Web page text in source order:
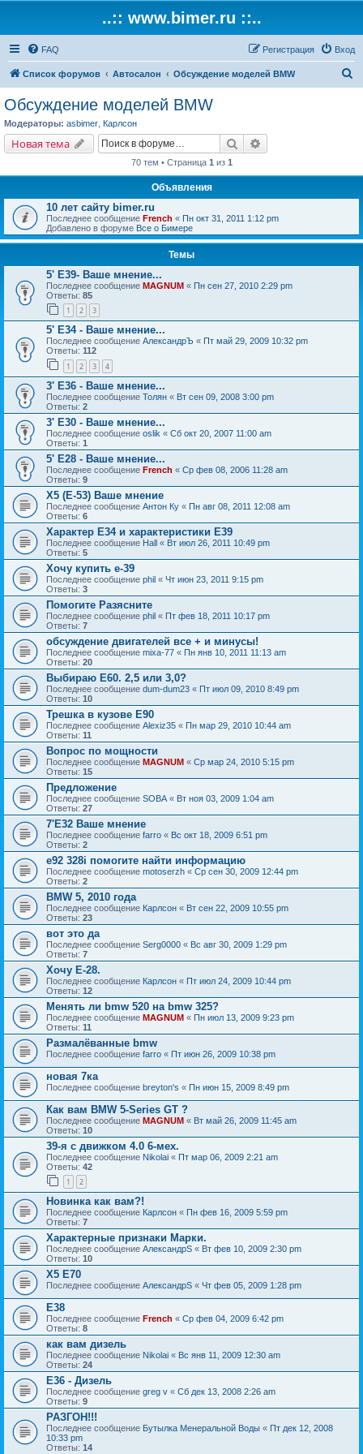
..:: www.bimer.ru ::..
FAQ Вход
Регистрация
Список форумов Автосалон Обсуждение моделей BMW
Обсуждение моделей BMW
Модераторы: asbimer Карлсон
Новая тема Поиск
70 тем • Страница 1 из 1
Объявления
10 лет сайту bimer.ru
Последнее сообщение French « Пн окт 31, 2011 1:12 pm
Добавлено в форуме Все о Бимере
Темы
5' E39- Ваше мнение...
Последнее сообщение MAGNUM « Пн сен 27, 2010 2:29 pm
Ответы: 85
1 2 3
5' E34 - Ваше мнение...
Последнее сообщение АлександрЪ « Пт май 29, 2009 10:32 pm
Ответы: 112
1 2 3 4
3' E36 - Ваше мнение...
Последнее сообщение Толян « Вт сен 09, 2008 3:00 pm
Ответы: 2
3' E30 - Ваше мнение...
Последнее сообщение oslik « Сб окт 20, 2007 11:00 am
Ответы: 1
5' E28 - Ваше мнение...
Последнее сообщение French « Ср фев 08, 2006 11:28 am
Ответы: 9
X5 (E-53) Ваше мнение
Последнее сообщение Антон Ку « Пн авг 08, 2011 12:08 am
Ответы: 6
Характер Е34 и характеристики Е39
Последнее сообщение Hall « Вт июл 26, 2011 10:49 pm
Ответы: 5
Хочу купить е-39
Последнее сообщение phil « Чт июн 23, 2011 9:15 pm
Ответы: 3
Помогите Разясните
Последнее сообщение phil « Пт фев 18, 2011 10:17 pm
Ответы: 7
обсуждение двигателей все + и минусы!
Последнее сообщение mixa-77 « Пн янв 10, 2011 11:13 am
Ответы: 20
Выбираю Е60. 2,5 или 3,0?
Последнее сообщение dum-dum23 « Пт июл 09, 2010 8:49 pm
Ответы: 10
Трешка в кузове E90
Последнее сообщение Alexiz35 « Пн мар 29, 2010 10:44 am
Ответы: 11
Вопрос по мощности
Последнее сообщение MAGNUM « Ср мар 24, 2010 5:15 pm
Ответы: 15
Предложение
Последнее сообщение SOBA « Вт ноя 03, 2009 1:04 am
Ответы: 27
7'E32 Ваше мнение
Последнее сообщение farro « Вс окт 18, 2009 6:51 pm
Ответы: 2
e92 328i помогите найти информацию
Последнее сообщение motoserzh « Ср сен 30, 2009 12:44 pm
Ответы: 2
BMW 5, 2010 года
Последнее сообщение Карлсон « Вт сен 22, 2009 10:55 pm
Ответы: 23
вот это да
Последнее сообщение Serg0000 « Вс авг 30, 2009 1:29 pm
Ответы: 7
Хочу Е-28.
Последнее сообщение Карлсон « Пт июл 24, 2009 10:44 pm
Ответы: 12
Менять ли bmw 520 на bmw 325?
Последнее сообщение MAGNUM « Пн июл 13, 2009 9:23 pm
Ответы: 11
Размалёванные bmw
Последнее сообщение farro « Пт июн 26, 2009 10:38 pm
новая 7ка
Последнее сообщение breyton's « Пн июн 15, 2009 8:49 pm
Как вам BMW 5-Series GT ?
Последнее сообщение MAGNUM « Вт май 26, 2009 11:45 am
Ответы: 10
39-я с движком 4.0 6-мех.
Последнее сообщение Nikolai « Пт мар 06, 2009 2:21 am
Ответы: 42
1 2
Новинка как вам?!
Последнее сообщение Карлсон « Пн фев 16, 2009 5:59 pm
Ответы: 7
Характерные признаки Марки.
Последнее сообщение АлександрS « Вт фев 10, 2009 2:30 pm
Ответы: 10
Х5 Е70
Последнее сообщение АлександрS « Чт фев 05, 2009 1:28 pm
Е38
Последнее сообщение French « Ср фев 04, 2009 6:42 pm
Ответы: 8
как вам дизель
Последнее сообщение Nikolai « Вс янв 11, 2009 12:30 am
Ответы: 24
E36 - Дизель
Последнее сообщение greg v « Сб дек 13, 2008 2:26 am
Ответы: 9
РАЗГОН!!!
Последнее сообщение Бутылка Менеральной Воды « Пт дек 12, 2008
10:33 pm
Ответы: 14